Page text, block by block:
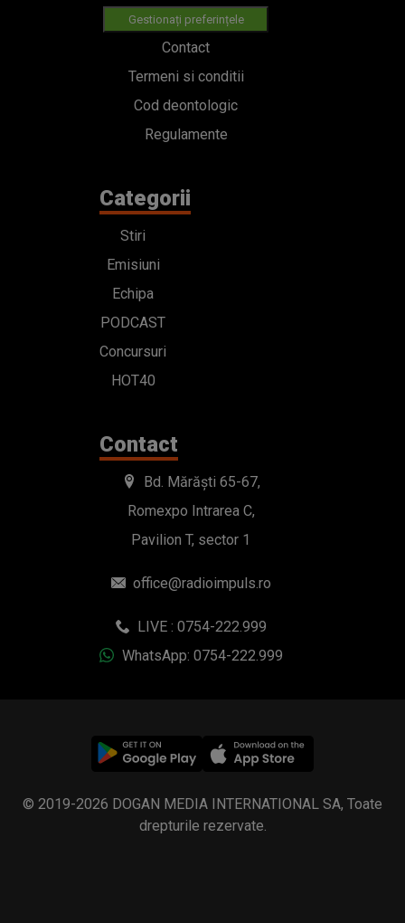
Gestionați preferințele
Contact
Termeni si conditii
Cod deontologic
Regulamente
Categorii
Stiri
Emisiuni
Echipa
PODCAST
Concursuri
HOT40
Contact
Bd. Mărăști 65-67,
Romexpo Intrarea C,
Pavilion T, sector 1
office@radioimpuls.ro
LIVE : 0754-222.999
WhatsApp: 0754-222.999
© 2019-2026 DOGAN MEDIA INTERNATIONAL SA, Toate
drepturile rezervate.